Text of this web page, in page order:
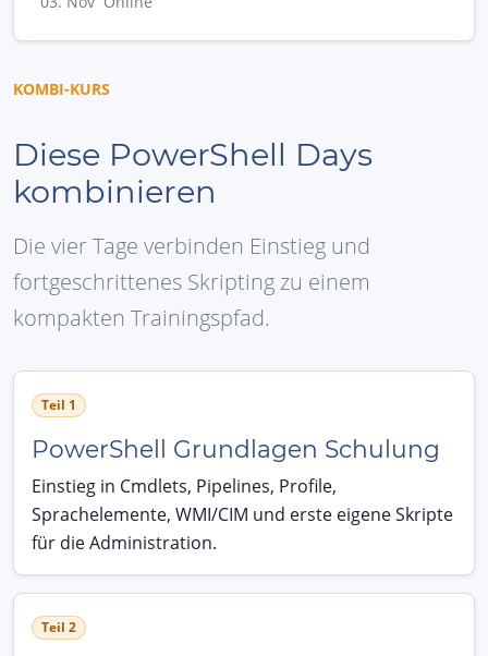
KOMBI-KURS
Diese PowerShell Days
kombinieren
Die vier Tage verbinden Einstieg und
fortgeschrittenes Skripting zu einem
kompakten Trainingspfad.
Teil 1
PowerShell Grundlagen Schulung
Einstieg in Cmdlets, Pipelines, Profile,
Sprachelemente, WMI/CIM und erste eigene Skripte
für die Administration.
Teil 2